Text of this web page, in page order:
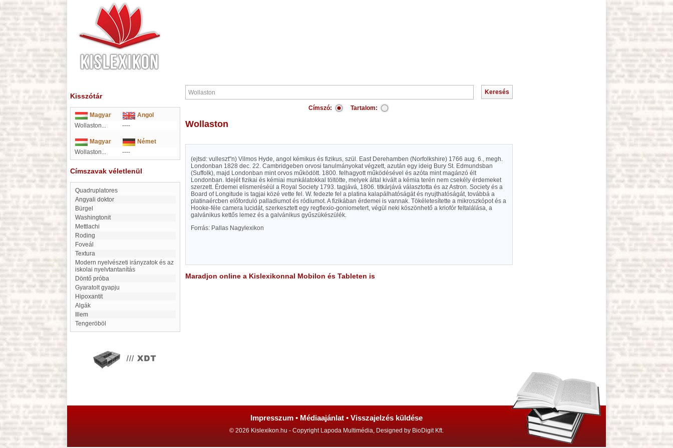
Kisszótár
Magyar
Angol
Wollaston...
----
Magyar
Német
Wollaston...
----
Címszavak véletlenül
Quadruplatores
Angyali doktor
Bürgel
Washingtonit
mettlachi
Roding
Foveál
Textura
Modern nyelvészeti irányzatok és az
iskolai nyelvtantanítás
Döntő próba
Gyaratolt gyapju
Hipoxantit
algák
Illem
Tengeröböl
Címszó: Tartalom:
Wollaston
(ejtsd: vulleszt"n) Vilmos Hyde, angol kémikus és fizikus, szül. East Derehamben (Norfolkshire) 1766 aug. 6., megh.
Londonban 1828 dec. 22. Cambridgeben orvosi tanulmányokat végzett, azután egy ideig Bury St. Edmundsban
(Suffolk), majd Londonban mint orvos működött. 1800. felhagyott működésével és azóta mint magánzó élt
Londonban. Idejét fizikai és kémiai munkálatokkal töltötte, melyek által kivált a kémia terén nem csekély érdemeket
szerzett. Érdemei elismeréséül a Royal Society 1793. tagjává, 1806. titkárjává választotta és az Astron. Society és a
Board of Longitude is tagjai közé vette fel. W. fedezte fel a platina kalapálhatóságát és nyujthatóságát, továbbá a
platinaércben előforduló palladiumot és ródiumot. A fizikában érdemei is vannak. Tökéletesítette a mikroszkópot és a
Hooke-féle camera lucidát, szerkesztett egy regflexio-goniometert, végül neki köszönhető a kriofór feltalálása, a
galvánikus kettős lemez és a galvánikus gyűszükészülék.
Forrás: Pallas Nagylexikon
Maradjon online a Kislexikonnal Mobilon és Tableten is
Impresszum • Médiaajánlat • Visszajelzés küldése
© 2026 Kislexikon.hu - Copyright Lapoda Multimédia, Designed by BioDigit Kft.